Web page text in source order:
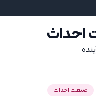
احداث
صنعت احداث